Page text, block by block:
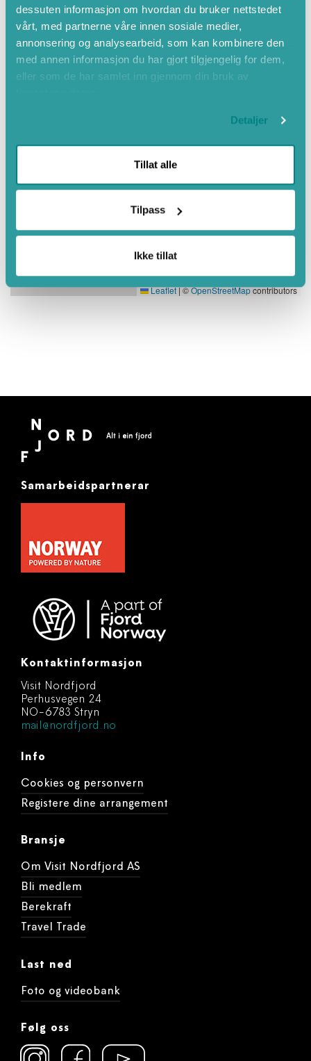
dessuten informasjon om hvordan du bruker nettstedet
vårt, med partnerne våre innen sosiale medier,
annonsering og analysearbeid, som kan kombinere den
med annen informasjon du har gjort tilgjengelig for dem,
eller som de har samlet inn gjennom din bruk av
Detaljer
Tillat alle
Tilpass
Ikke tillat
Leaflet|©OpenStreetMapcontributors
Samarbeidspartnerar
Kontaktinformasjon
Visit Nordfjord
Perhusvegen 24
NO-6783 Stryn
mail@nordfjord.no
Info
Cookies og personvern
Registere dine arrangement
Bransje
Om Visit Nordfjord AS
Bli medlem
Berekraft
Travel Trade
Last ned
Foto og videobank
Følg oss